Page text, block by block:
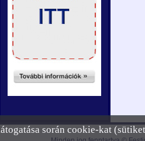
során cookie-kat